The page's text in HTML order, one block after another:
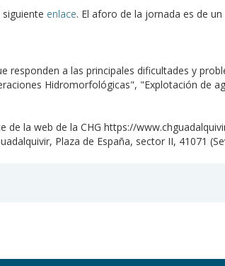
enlace. El aforo de la jornada es de
a las principales dificultades y
Hidromorfológicas", "Explotación de
la web de la CHG https://
Plaza de España, sector II, 41071